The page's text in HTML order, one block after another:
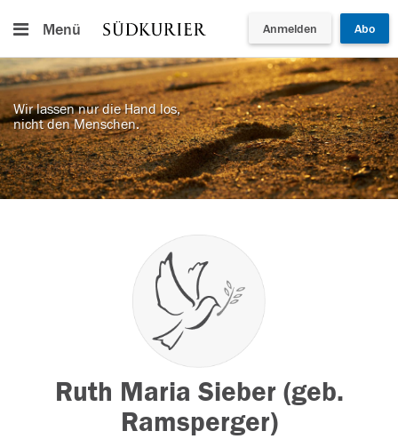
Menü Anmelden Abo
Wir lassen nur die Hand los,
nicht den Menschen.
Ruth Maria Sieber (geb.
Ramsperger)